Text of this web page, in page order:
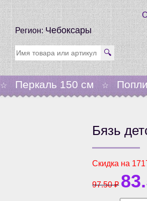
Регион:Чебоксары
🔍
☆ Перкаль 150 см ☆
Бязь
Скидка на
97.50₽